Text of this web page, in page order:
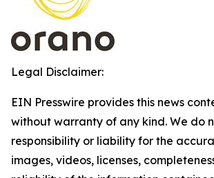
Legal Disclaimer:
EIN Presswire provides this news
without warranty of any kind. We do
responsibility or liability for the
images, videos, licenses,